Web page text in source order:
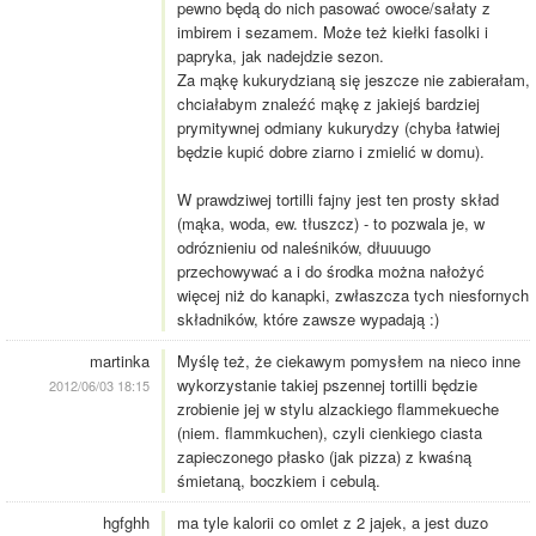
pewno będą do nich pasować owoce/sałaty z
imbirem i sezamem. Może też kiełki fasolki i
papryka, jak nadejdzie sezon.
Za mąkę kukurydzianą się jeszcze nie zabierałam,
chciałabym znaleźć mąkę z jakiejś bardziej
prymitywnej odmiany kukurydzy (chyba łatwiej
będzie kupić dobre ziarno i zmielić w domu).
W prawdziwej tortilli fajny jest ten prosty skład
(mąka, woda, ew. tłuszcz) - to pozwala je, w
odróznieniu od naleśników, dłuuuugo
przechowywać a i do środka można nałożyć
więcej niż do kanapki, zwłaszcza tych niesfornych
składników, które zawsze wypadają :)
martinka
2012/06/03 18:15
Myślę też, że ciekawym pomysłem na nieco inne
wykorzystanie takiej pszennej tortilli będzie
zrobienie jej w stylu alzackiego flammekueche
(niem. flammkuchen), czyli cienkiego ciasta
zapieczonego płasko (jak pizza) z kwaśną
śmietaną, boczkiem i cebulą.
hgfghh
ma tyle kalorii co omlet z 2 jajek, a jest duzo